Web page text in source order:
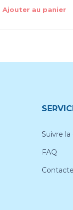
Ajouter au panier
Suivre
FAQ